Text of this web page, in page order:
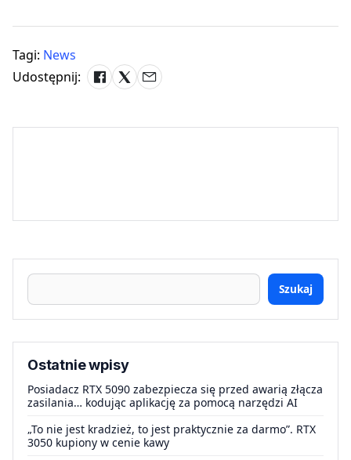
Tagi: News
Udostępnij:
Szukaj
Ostatnie wpisy
Posiadacz RTX 5090 zabezpiecza się przed awarią złącza
zasilania… kodując aplikację za pomocą narzędzi AI
„To nie jest kradzież, to jest praktycznie za darmo”. RTX
3050 kupiony w cenie kawy